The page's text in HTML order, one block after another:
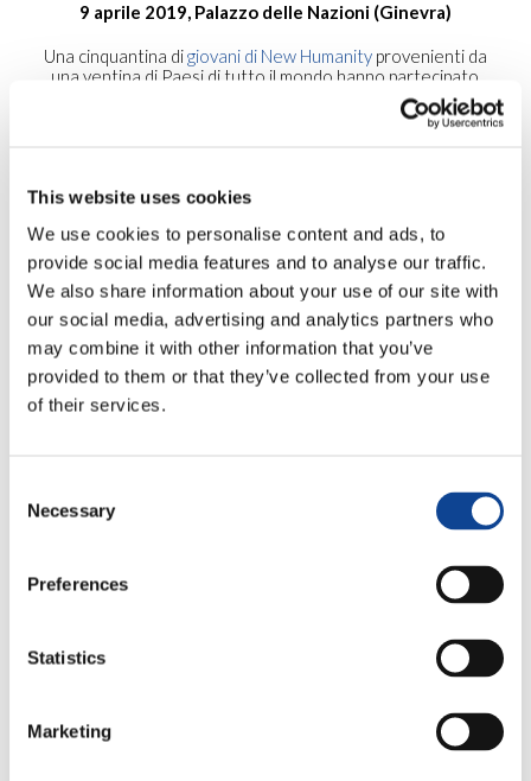
This website uses cookies
We use cookies to personalise content and ads, to
provide social media features and to analyse our traffic.
We also share information about your use of our site with
our social media, advertising and analytics partners who
may combine it with other information that you’ve
provided to them or that they’ve collected from your use
of their services.
Selection
Necessary
Preferences
Statistics
Marketing
9 aprile 2019, Palazzo delle Nazioni (Ginevra)
Una cinquantina digiovani di New Humanityprovenienti da
una ventina di Paesi di tutto il mondo hanno partecipato
Convegno che New Humanity
organizza annualmente presso il Palazzo delle Nazionidi
Ginevra per presentare ai propri giovani, insieme alle altre
Santa Sede presso l’ONU.
Divenuto ormai una consuetudine annuale, l’evento è stata
l’occasione perpresentare l’impegno presso la sede delle
Nazioni Unite di Ginevra di New Humanity, delle altre
ONG di ispirazioni cattolica e della Santa Sedeai giovani
dei focolari(Movimento da cui New Humanity trae i propri
principi ispiratori), attualmente impegnati in un periodo di
dopo una
delle